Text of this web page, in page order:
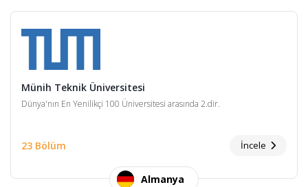
Münih Teknik Üniversitesi
Dünya'nın En Yenilikçi 100 Üniversitesi arasında 2.dir.
23 Bölüm İncele
Almanya